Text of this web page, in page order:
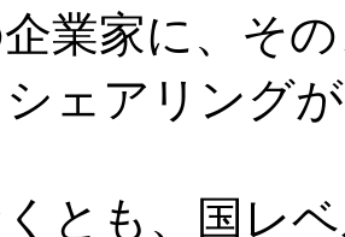
業家に、その
ェアリング
とも、国レベ